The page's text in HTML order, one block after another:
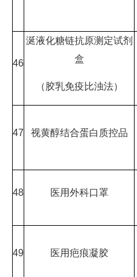
46
涎液化糖链抗原测定试剂
盒
（胶乳免疫比浊法）
47 视黄醇结合蛋白质控品
48 医用外科口罩
49 医用疤痕凝胶